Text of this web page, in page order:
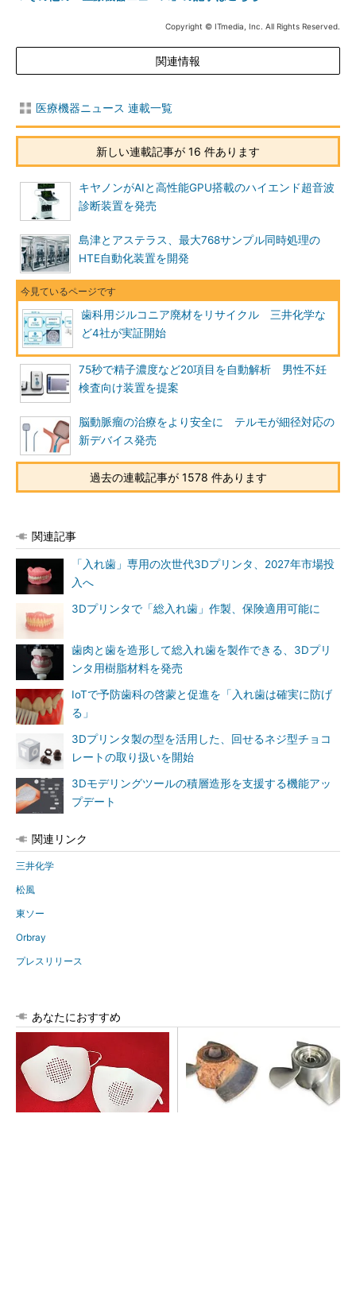
Copyright © ITmedia, Inc. All Rights Reserved.
関連情報
医療機器ニュース 連載一覧
新しい連載記事が 16 件あります
キヤノンがAIと高性能GPU搭載のハイエンド超音波
診断装置を発売
島津とアステラス、最大768サンプル同時処理の
HTE自動化装置を開発
歯科用ジルコニア廃材をリサイクル 三井化学な
ど4社が実証開始
75秒で精子濃度など20項目を自動解析 男性不妊
検査向け装置を提案
脳動脈瘤の治療をより安全に テルモが細径対応の
新デバイス発売
過去の連載記事が 1578 件あります
関連記事
「入れ歯」専用の次世代3Dプリンタ、2027年市場投
入へ
3Dプリンタで「総入れ歯」作製、保険適用可能に
歯肉と歯を造形して総入れ歯を製作できる、3Dプリ
ンタ用樹脂材料を発売
IoTで予防歯科の啓蒙と促進を「入れ歯は確実に防げ
る」
3Dプリンタ製の型を活用した、回せるネジ型チョコ
レートの取り扱いを開始
3Dモデリングツールの積層造形を支援する機能アッ
プデート
関連リンク
三井化学
松風
東ソー
Orbray
プレスリリース
あなたにおすすめ